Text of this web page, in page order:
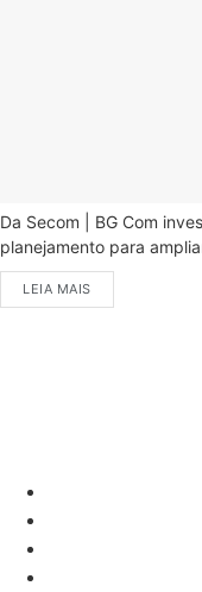
Da Secom | BG Com
planejamento para
LEIA MAIS